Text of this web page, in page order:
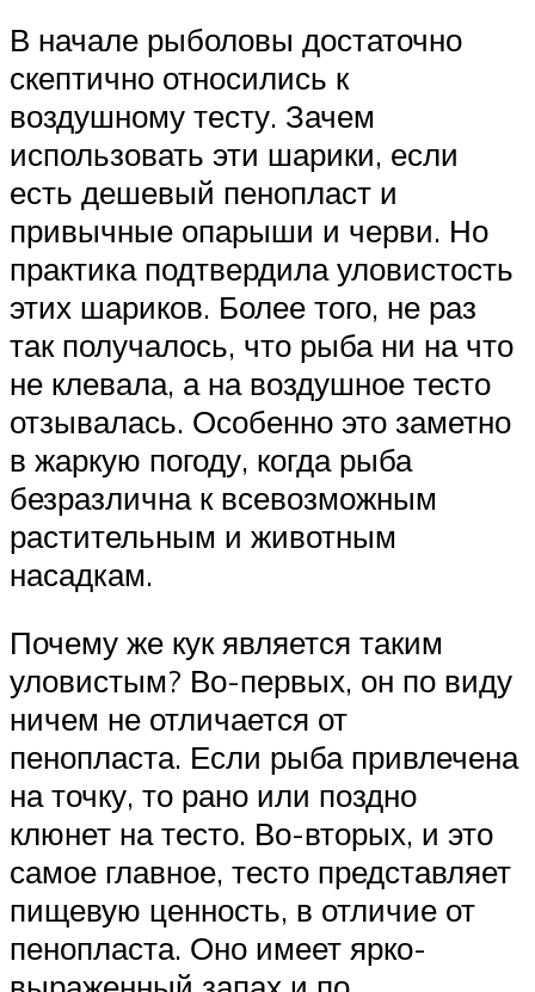
В начале рыболовы достаточно
скептично относились к
воздушному тесту. Зачем
использовать эти шарики, если
есть дешевый пенопласт и
привычные опарыши и черви. Но
практика подтвердила уловистость
этих шариков. Более того, не раз
так получалось, что рыба ни на что
не клевала, а на воздушное тесто
отзывалась. Особенно это заметно
в жаркую погоду, когда рыба
безразлична к всевозможным
растительным и животным
насадкам.
Почему же кук является таким
уловистым? Во-первых, он по виду
ничем не отличается от
пенопласта. Если рыба привлечена
на точку, то рано или поздно
клюнет на тесто. Во-вторых, и это
самое главное, тесто представляет
пищевую ценность, в отличие от
пенопласта. Оно имеет ярко-